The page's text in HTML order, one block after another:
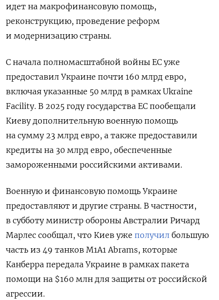
идет на макрофинансовую помощь,
реконструкцию, проведение реформ
и модернизацию страны.
С начала полномасштабной войны ЕС уже
предоставил Украине почти 160 млрд евро,
включая указанные 50 млрд в рамках Ukraine
Facility. В 2025 году государства ЕС пообещали
Киеву дополнительную военную помощь
на сумму 23 млрд евро, а также предоставили
кредиты на 30 млрд евро, обеспеченные
замороженными российскими активами.
Военную и финансовую помощь Украине
предоставляют и другие страны. В частности,
в субботу министр обороны Австралии Ричард
Марлес сообщал, что Киев уже получил большую
часть из 49 танков M1A1 Abrams, которые
Канберра передала Украине в рамках пакета
помощи на $160 млн для защиты от российской
агрессии.